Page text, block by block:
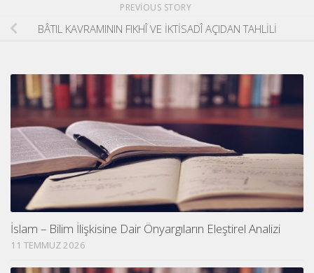
PREVIOUS STORY
BÂTIL KAVRAMININ FIKHÎ VE İKTİSADÎ AÇIDAN TAHLİLİ
İslam – Bilim İlişkisine Dair Önyargıların Eleştirel Analizi
11 TEMMUZ 2026